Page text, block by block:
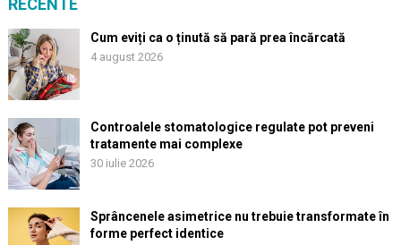
RECENTE
Cum eviți ca o ținută să pară prea încărcată
4 august 2026
Controalele stomatologice regulate pot preveni
tratamente mai complexe
30 iulie 2026
Sprâncenele asimetrice nu trebuie transformate în
forme perfect identice